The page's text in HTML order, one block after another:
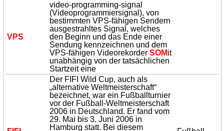
VPS
video-programming-signal
(Videoprogrammiersignal), von
bestimmten VPS-fähigen Sendern
ausgestrahltes Signal, welches
den Beginn und das Ende einer
Sendung kennzeichnen und dem
VPS-fähigen VideorekorderSOMit
unabhängig von der tatsächlichen
Startzeit eine
Der FIFI Wild Cup, auch als
„alternative Weltmeisterschaft“
bezeichnet, war ein Fußballturnier
vor der Fußball-Weltmeisterschaft
2006 in Deutschland. Er fand vom
29. Mai bis 3. Juni 2006 in
Hamburg statt. Bei diesem